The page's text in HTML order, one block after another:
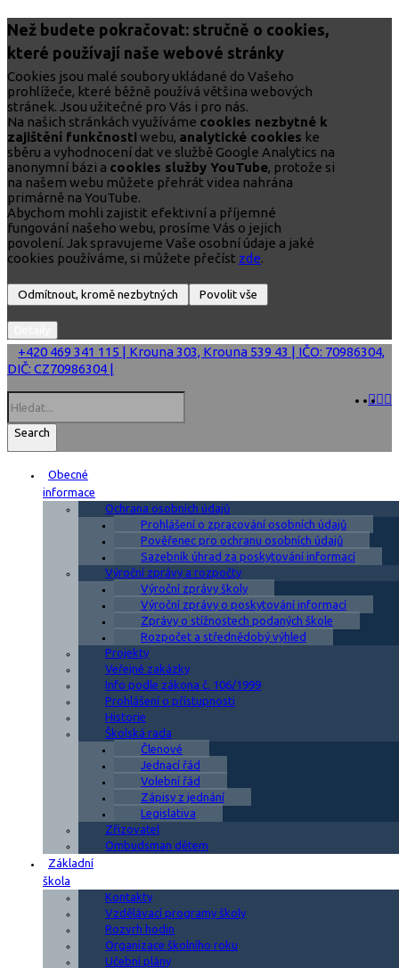
Než budete pokračovat: stručně o cookies,
které používají naše webové stránky
Cookies jsou malé soubory ukládané do Vašeho
prohlížeče, které běžně používá většina webových
stránek. Jsou užitečné pro Vás i pro nás.
Na našich stránkách využíváme cookies nezbytné k
zajištění funkčnosti webu, analytické cookies ke
sběru a vyhodnocení dat ve službě Google Analytics na
anonymní bázi a cookies služby YouTube, protože si
na našem webu můžete přehrát videa nahrána
primárně na YouTube.
Abychom mohli zajistit efektivní a příjemné
fungování našeho webu, prosíme Vás o jejich
povolení. Jak spravujeme Vaše osobní údaje a jaké
cookies používáme, si můžete přečíst zde.
+420 469 341 115 | Krouna 303, Krouna 539 43 | IČO: 70986304,
DIČ: CZ70986304 |
Search
Obecné
informace
Ochrana osobních údajů
Prohlášení o zpracování osobních údajů
Pověřenec pro ochranu osobních údajů
Sazebník úhrad za poskytování informací
Výroční zprávy a rozpočty
Výroční zprávy školy
Výroční zprávy o poskytování informací
Zprávy o stížnostech podaných škole
Rozpočet a střednědobý výhled
Projekty
Veřejné zakázky
Info podle zákona č. 106/1999
Prohlášení o přístupnosti
Historie
Školská rada
Členové
Jednací řád
Volební řád
Zápisy z jednání
Legislativa
Zřizovatel
Ombudsman dětem
Základní
škola
Kontakty
Vzdělávací programy školy
Rozvrh hodin
Organizace školního roku
Učební plány